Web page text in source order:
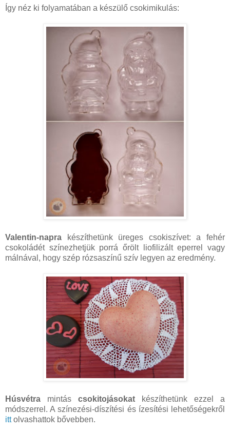
Így néz ki folyamatában a készülő csokimikulás:
Valentin-napra készíthetünk üreges csokiszívet: a fehér
csokoládét színezhetjük porrá őrölt liofilizált eperrel vagy
málnával, hogy szép rózsaszínű szív legyen az eredmény.
Húsvétra mintás csokitojásokat készíthetünk ezzel a
módszerrel. A színezési-díszítési és ízesítési lehetőségekről
ittolvashattok bővebben.